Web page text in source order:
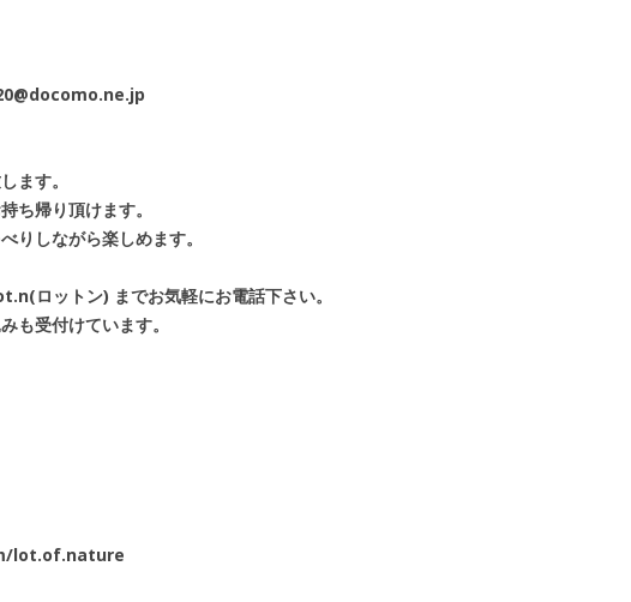
ます。
ち帰り頂けます。
りしながら楽しめます。
ロットン) までお気軽にお電話下さい。
も受付けています。
lot.of.nature